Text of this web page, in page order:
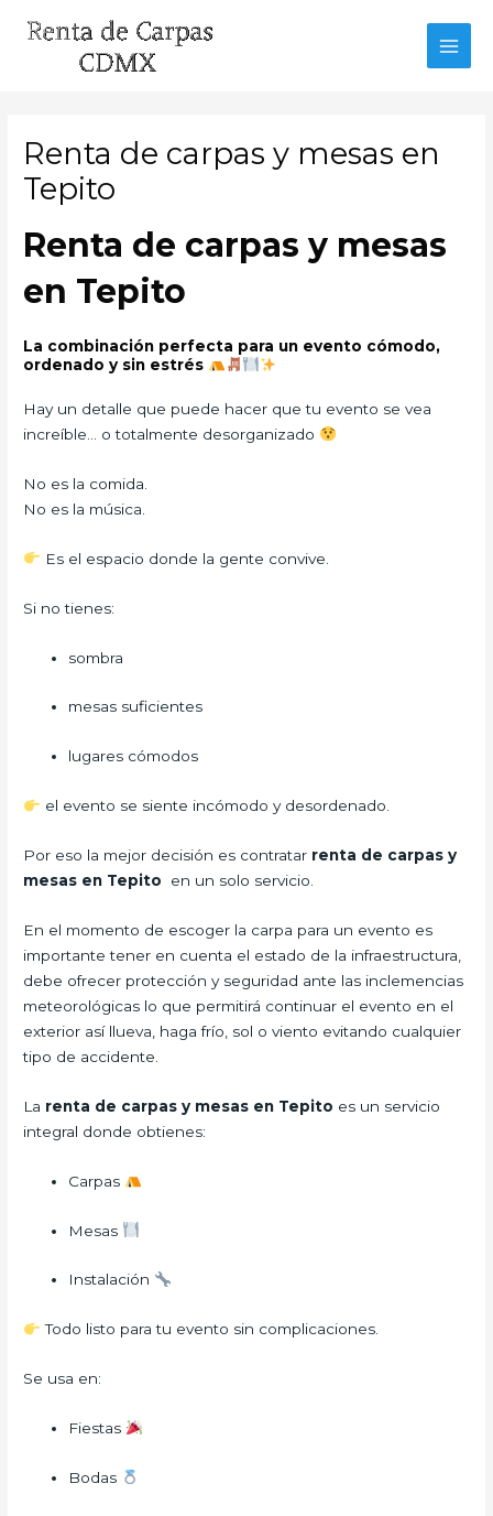
Renta de carpas y mesas en
Tepito
Renta de carpas y mesas
en Tepito
La combinación perfecta para un evento cómodo,
ordenado y sin estrés
Hay un detalle que puede hacer que tu evento se vea
increíble… o totalmente desorganizado
No es la comida.
No es la música.
Es el espacio donde la gente convive.
Si no tienes:
sombra
mesas suficientes
lugares cómodos
el evento se siente incómodo y desordenado.
Por eso la mejor decisión es contratar renta de carpas y
mesas en Tepito en un solo servicio.
En el momento de escoger la carpa para un evento es
importante tener en cuenta el estado de la infraestructura,
debe ofrecer protección y seguridad ante las inclemencias
meteorológicas lo que permitirá continuar el evento en el
exterior así llueva, haga frío, sol o viento evitando cualquier
tipo de accidente.
La renta de carpas y mesas en Tepito es un servicio
integral donde obtienes:
Carpas
Mesas
Instalación
Todo listo para tu evento sin complicaciones.
Se usa en:
Fiestas
Bodas